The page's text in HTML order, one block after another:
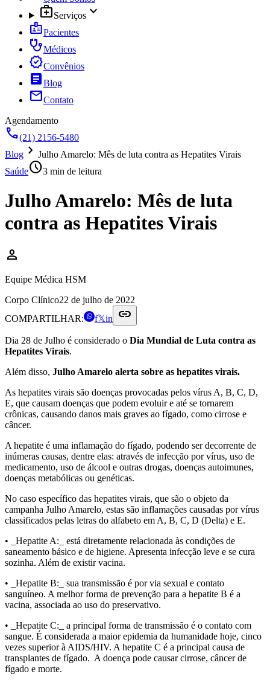
medical_servicesServiçosexpand_more
badgePacientes
stethoscopeMédicos
verifiedConvênios
articleBlog
mailContato
Agendamento
call(21) 2156-5480
Blog chevron_right Julho Amarelo: Mês de luta contra as Hepatites Virais
Saúdeschedule3 min de leitura
Julho Amarelo: Mês de luta
contra as Hepatites Virais
person
Equipe Médica HSM
Corpo Clínico22 de julho de 2022
COMPARTILHAR:
f𝕏in link
Dia 28 de Julho é considerado o Dia Mundial de Luta contra as
Hepatites Virais.
Além disso, Julho Amarelo alerta sobre as hepatites virais.
As hepatites virais são doenças provocadas pelos vírus A, B, C, D,
E, que causam doenças que podem evoluir e até se tornarem
crônicas, causando danos mais graves ao fígado, como cirrose e
câncer.
A hepatite é uma inflamação do fígado, podendo ser decorrente de
inúmeras causas, dentre elas: através de infecção por vírus, uso de
medicamento, uso de álcool e outras drogas, doenças autoimunes,
doenças metabólicas ou genéticas.
No caso específico das hepatites virais, que são o objeto da
campanha Julho Amarelo, estas são inflamações causadas por vírus
classificados pelas letras do alfabeto em A, B, C, D (Delta) e E.
• _Hepatite A:_ está diretamente relacionada às condições de
saneamento básico e de higiene. Apresenta infecção leve e se cura
sozinha. Além de existir vacina.
• _Hepatite B:_ sua transmissão é por via sexual e contato
sanguíneo. A melhor forma de prevenção para a hepatite B é a
vacina, associada ao uso do preservativo.
• _Hepatite C:_ a principal forma de transmissão é o contato com
sangue. É considerada a maior epidemia da humanidade hoje, cinco
vezes superior à AIDS/HIV. A hepatite C é a principal causa de
transplantes de fígado. A doença pode causar cirrose, câncer de
fígado e morte.